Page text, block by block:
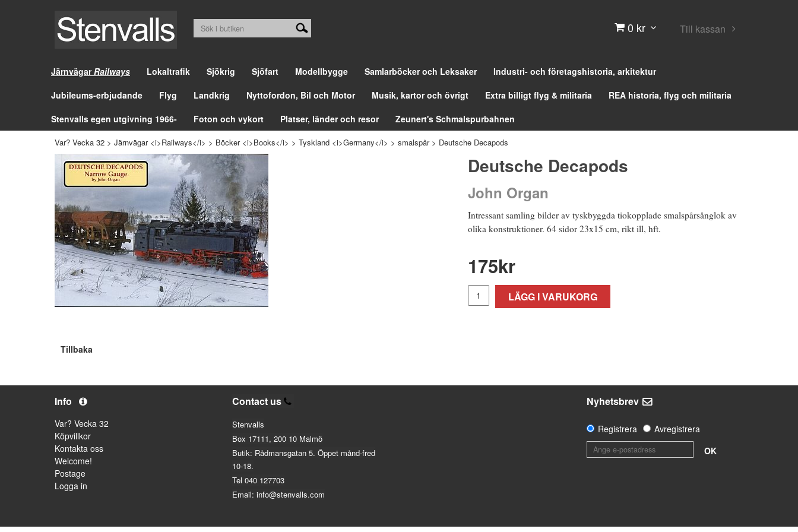
0 kr Till kassan
JärnvägarRailways Lokaltrafik Sjökrig Sjöfart Modellbygge Samlarböcker och Leksaker
Industri- och företagshistoria, arkitektur
Jubileums-erbjudande
Flyg Landkrig Nyttofordon, Bil och Motor Musik, kartor och övrigt Extra billigt flyg & militaria
REA historia, flyg och militaria
Stenvalls egen utgivning 1966-
Foton och vykort Platser, länder och resor Zeunert's Schmalspurbahnen
Var? Vecka 32 > Järnvägar <i>Railways</i> > Böcker <i>Books</i> > Tyskland <i>Germany</i> > smalspår> Deutsche Decapods
Deutsche Decapods
John Organ
Intressant samling bilder av tyskbyggda tiokopplade smalspårsånglok av
olika konstruktioner. 64 sidor 23x15 cm, rikt ill, hft.
175kr
LÄGG I VARUKORG
Tillbaka
Info
Var? Vecka 32
Köpvillkor
Kontakta oss
Welcome!
Postage
Logga in
Contact us
Stenvalls
Box 17111, 200 10 Malmö
Butik: Rådmansgatan 5. Öppet månd-fred
10-18.
Tel 040 127703
Email: info@stenvalls.com
Nyhetsbrev
Registrera
Avregistrera
OK